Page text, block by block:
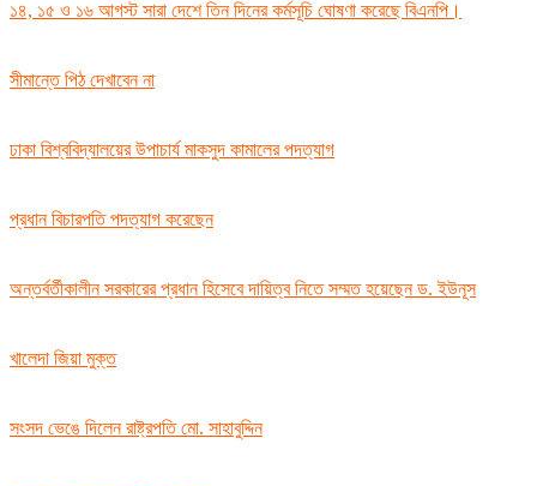
১৪, ১৫ ও ১৬ আগস্ট সারা দেশে তিন দিনের কর্মসূচি ঘোষণা করেছে বিএনপি।
সীমান্তে পিঠ দেখাবেন না
ঢাকা বিশ্ববিদ্যালয়ের উপাচার্য মাকসুদ কামালের পদত্যাগ
প্রধান বিচারপতি পদত্যাগ করেছেন
অন্তর্বর্তীকালীন সরকারের প্রধান হিসেবে দায়িত্ব নিতে সম্মত হয়েছেন ড. ইউনূস
খালেদা জিয়া মুক্ত
সংসদ ভেঙে দিলেন রাষ্ট্রপতি মো. সাহাবুদ্দিন